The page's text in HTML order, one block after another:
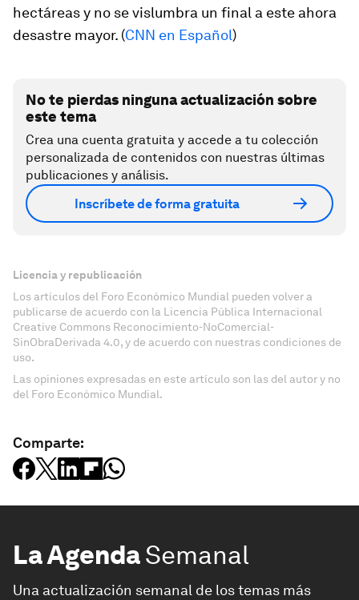
hectáreas y no se vislumbra un final a este ahora
desastre mayor. (CNN en Español)
No te pierdas ninguna actualización sobre
este tema
Crea una cuenta gratuita y accede a tu colección
personalizada de contenidos con nuestras últimas
publicaciones y análisis.
Inscríbete de forma gratuita
Licencia y republicación
Los artículos del Foro Económico Mundial pueden volver a
publicarse de acuerdo con la Licencia Pública Internacional
Creative Commons Reconocimiento-NoComercial-
SinObraDerivada 4.0, y de acuerdo con nuestras condiciones de
uso.
Las opiniones expresadas en este artículo son las del autor y no
del Foro Económico Mundial.
Comparte:
La AgendaSemanal
Una actualización semanal de los temas más